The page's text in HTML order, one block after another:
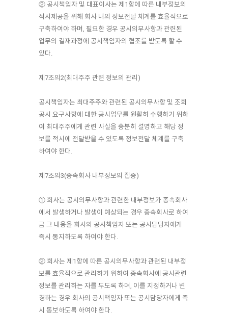
② 공시책임자 및 대표이사는 제1항에 따른 내부정보의
적시제공을 위해 회사 내의 정보전달 체계를 효율적으로
구축하여야 하며, 필요한 경우 공시의무사항과 관련된
업무의 결재과정에 공시책임자의 협조를 받도록 할 수
있다.
제7조의2(최대주주 관련 정보의 관리)
공시책임자는 최대주주와 관련된 공시의무사항 및 조회
공시 요구사항에 대한 공시업무를 원활히 수행하기 위하
여 최대주주에게 관련 사실을 충분히 설명하고 해당 정
보를 적시에 전달받을 수 있도록 정보전달 체계를 구축
하여야 한다.
제7조의3(종속회사 내부정보의 집중)
① 회사는 공시의무사항과 관련한 내부정보가 종속회사
에서 발생하거나 발생이 예상되는 경우 종속회사로 하여
금 그 내용을 회사의 공시책임자 또는 공시담당자에게
즉시 통지하도록 하여야 한다.
② 회사는 제1항에 따른 공시의무사항과 관련된 내부정
보를 효율적으로 관리하기 위하여 종속회사에 공시관련
정보를 관리하는 자를 두도록 하며, 이를 지정하거나 변
경하는 경우 회사의 공시책임자 또는 공시담당자에게 즉
시 통보하도록 하여야 한다.